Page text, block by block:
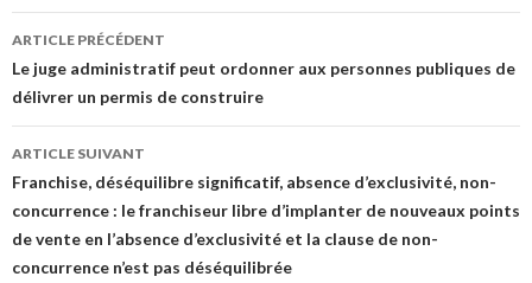
Navigation
des
articles
ARTICLE PRÉCÉDENT
Le juge administratif peut ordonner aux personnes publiques de
délivrer un permis de construire
ARTICLE SUIVANT
Franchise, déséquilibre significatif, absence d’exclusivité, non-
concurrence : le franchiseur libre d’implanter de nouveaux points
de vente en l’absence d’exclusivité et la clause de non-
concurrence n’est pas déséquilibrée